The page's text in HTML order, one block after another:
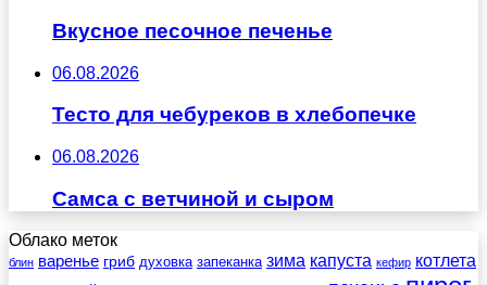
Вкусное песочное печенье
06.08.2026
Тесто для чебуреков в хлебопечке
06.08.2026
Самса с ветчиной и сыром
Облако меток
блин варенье гриб духовка запеканка зима капуста кефир котлета